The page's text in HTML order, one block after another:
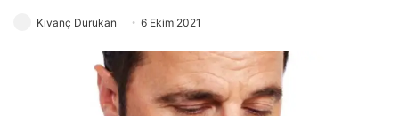
Kıvanç Durukan 6 Ekim 2021